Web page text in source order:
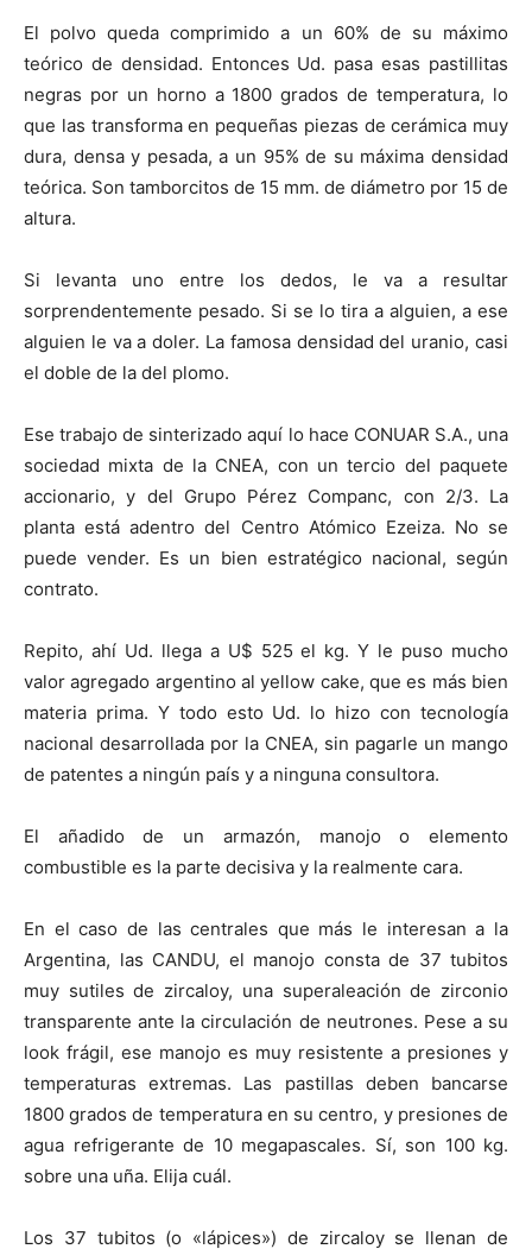
El polvo queda comprimido a un 60% de su máximo
teórico de densidad. Entonces Ud. pasa esas pastillitas
negras por un horno a 1800 grados de temperatura, lo
que las transforma en pequeñas piezas de cerámica muy
dura, densa y pesada, a un 95% de su máxima densidad
teórica. Son tamborcitos de 15 mm. de diámetro por 15 de
altura.
Si levanta uno entre los dedos, le va a resultar
sorprendentemente pesado. Si se lo tira a alguien, a ese
alguien le va a doler. La famosa densidad del uranio, casi
el doble de la del plomo.
Ese trabajo de sinterizado aquí lo hace CONUAR S.A., una
sociedad mixta de la CNEA, con un tercio del paquete
accionario, y del Grupo Pérez Companc, con 2/3. La
planta está adentro del Centro Atómico Ezeiza. No se
puede vender. Es un bien estratégico nacional, según
contrato.
Repito, ahí Ud. llega a U$ 525 el kg. Y le puso mucho
valor agregado argentino al yellow cake, que es más bien
materia prima. Y todo esto Ud. lo hizo con tecnología
nacional desarrollada por la CNEA, sin pagarle un mango
de patentes a ningún país y a ninguna consultora.
El añadido de un armazón, manojo o elemento
combustible es la parte decisiva y la realmente cara.
En el caso de las centrales que más le interesan a la
Argentina, las CANDU, el manojo consta de 37 tubitos
muy sutiles de zircaloy, una superaleación de zirconio
transparente ante la circulación de neutrones. Pese a su
look frágil, ese manojo es muy resistente a presiones y
temperaturas extremas. Las pastillas deben bancarse
1800 grados de temperatura en su centro, y presiones de
agua refrigerante de 10 megapascales. Sí, son 100 kg.
sobre una uña. Elija cuál.
Los 37 tubitos (o «lápices») de zircaloy se llenan de